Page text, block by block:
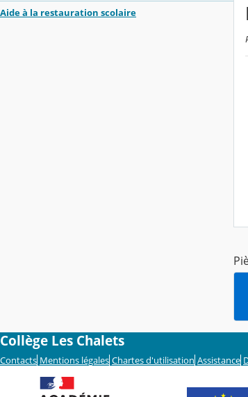
Aide à la restauration scolaire
Collège Les Chalets
Contacts Mentions légales Chartes d'utilisation Assistance